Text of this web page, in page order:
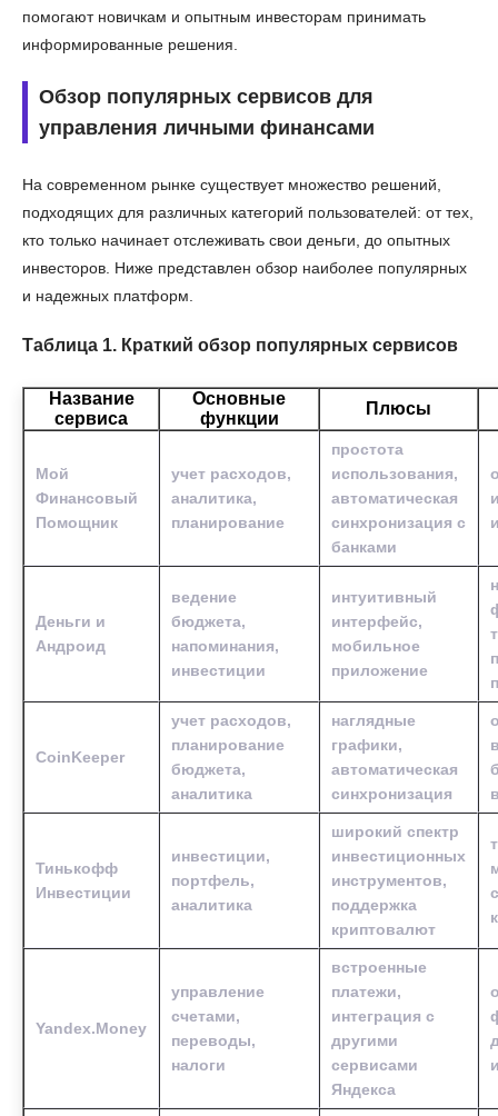
помогают новичкам и опытным инвесторам принимать
информированные решения.
Обзор популярных сервисов для
управления личными финансами
На современном рынке существует множество решений,
подходящих для различных категорий пользователей: от тех,
кто только начинает отслеживать свои деньги, до опытных
инвесторов. Ниже представлен обзор наиболее популярных
и надежных платформ.
Таблица 1. Краткий обзор популярных сервисов
Название
сервиса
Основные
функции
Плюсы
Мой
Финансовый
Помощник
учет расходов,
аналитика,
планирование
простота
использования,
автоматическая
синхронизация с
банками
Деньги и
Андроид
ведение
бюджета,
напоминания,
инвестиции
интуитивный
интерфейс,
мобильное
приложение
CoinKeeper
учет расходов,
планирование
бюджета,
аналитика
наглядные
графики,
автоматическая
синхронизация
Тинькофф
Инвестиции
инвестиции,
портфель,
аналитика
широкий спектр
инвестиционных
инструментов,
поддержка
криптовалют
Yandex.Money
управление
счетами,
переводы,
налоги
встроенные
платежи,
интеграция с
другими
сервисами
Яндекса